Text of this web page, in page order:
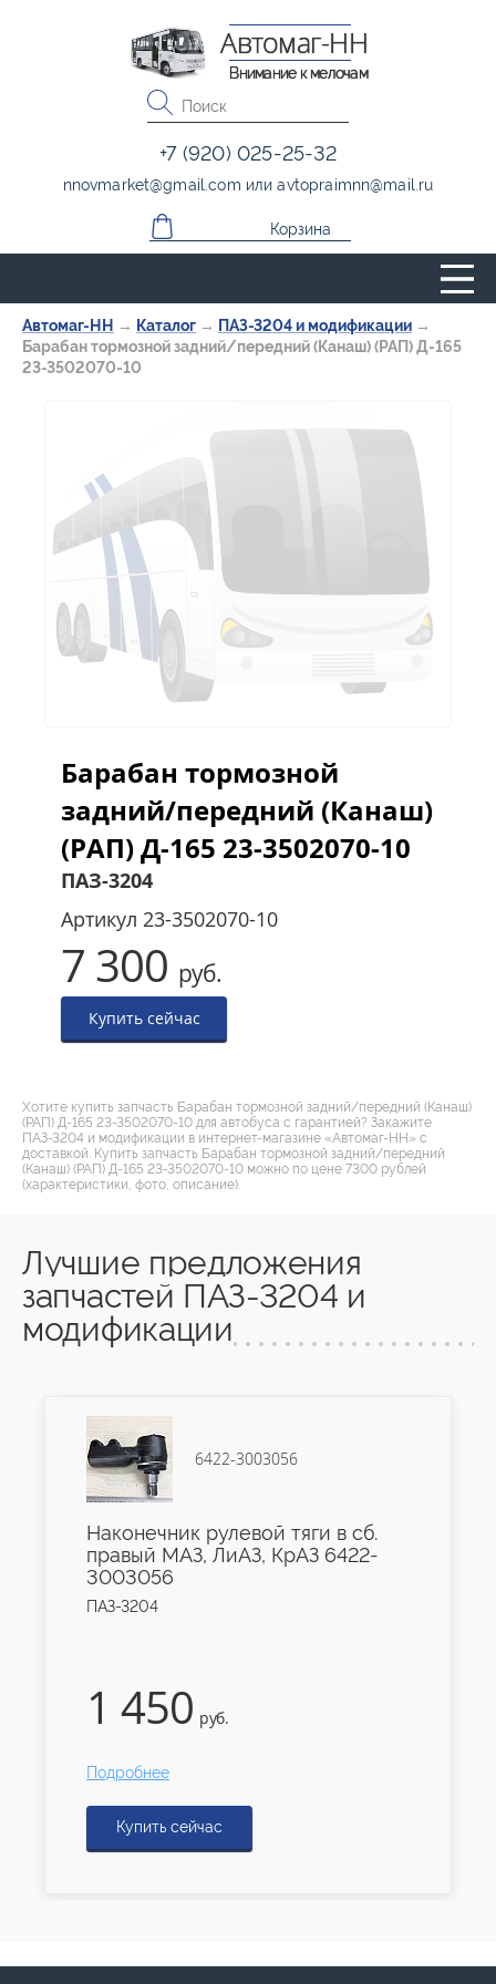
Автомаг-НН → Каталог → ПАЗ-3204 и модификации →
Барабан тормозной задний/передний (Канаш) (РАП) Д-165
23-3502070-10
Барабан тормозной
задний/передний (Канаш)
(РАП) Д-165 23-3502070-10
ПАЗ-3204
Артикул 23-3502070-10
7 300 руб.
Купить сейчас
Хотите купить запчасть Барабан тормозной задний/передний (Канаш)
(РАП) Д-165 23-3502070-10 для автобуса с гарантией? Закажите
ПАЗ-3204 и модификации в интернет-магазине «Автомаг-НН» с
доставкой. Купить запчасть Барабан тормозной задний/передний
(Канаш) (РАП) Д-165 23-3502070-10 можно по цене 7300 рублей
(характеристики, фото, описание).
Лучшие предложения
запчастей ПАЗ-3204 и
модификации
6422-3003056
Наконечник рулевой тяги в сб.
правый МАЗ, ЛиАЗ, КрАЗ 6422-
3003056
ПАЗ-3204
1 450 руб.
Подробнее
Купить сейчас
Автомаг-НН
Внимание к мелочам
+7 (920) 025-25-32
nnovmarket@gmail.com илиavtopraimnn@mail.ru
Корзина